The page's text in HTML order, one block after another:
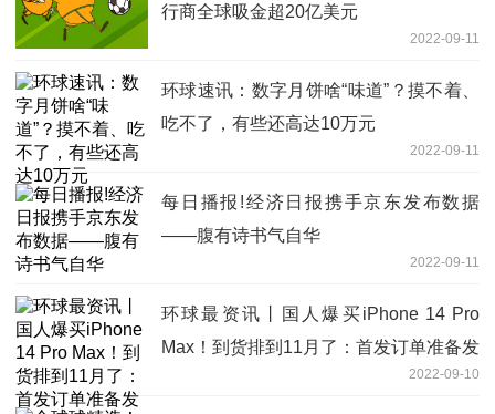
行商全球吸金超20亿美元
2022-09-11
环球速讯：数字月饼啥“味道”？摸不着、
吃不了，有些还高达10万元
2022-09-11
每日播报!经济日报携手京东发布数据
——腹有诗书气自华
2022-09-11
环球最资讯丨国人爆买iPhone 14 Pro
Max！到货排到11月了：首发订单准备发
2022-09-10